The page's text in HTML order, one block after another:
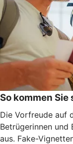
So kommen
Die Vorfreude auf
Betrügerinnen und
aus. Fake-